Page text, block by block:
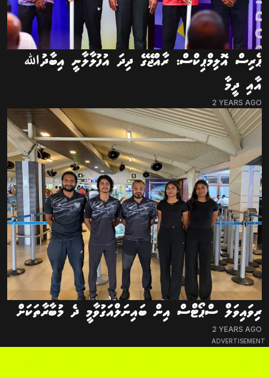
ADVERTISEMENT
ޕެރިސް އޮލިމްޕިކްސް: ރާއްޖޭގެ ދިދަ އުފުލާލާނީ އިބާދުﷲ
އާއި ދީމާ
2 YEARS AGO
ރިވައިވަލް ސްޕޯޓްސް އިން ބައިނަލްއަގުވާމީ ދެ މުބާރާތަކަށް
2 YEARS AGO